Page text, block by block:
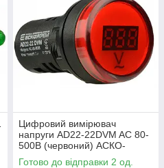
Цифровий вимірювач
напруги AD22-22DVM AC 80-
500В (червоний) АСКО-
УКРЕМ A0190010010
Готово до відправки 2 од.